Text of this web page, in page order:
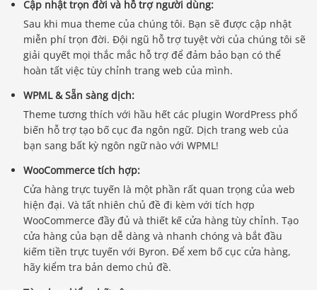
Cập nhật trọn đời và hỗ trợ người dùng:
Sau khi mua theme của chúng tôi. Bạn sẽ được cập nhật
miễn phí trọn đời. Đội ngũ hỗ trợ tuyệt vời của chúng tôi sẽ
giải quyết mọi thắc mắc hỗ trợ để đảm bảo bạn có thể
hoàn tất việc tùy chỉnh trang web của mình.
WPML & Sẵn sàng dịch:
Theme tương thích với hầu hết các plugin WordPress phổ
biến hỗ trợ tạo bố cục đa ngôn ngữ. Dịch trang web của
bạn sang bất kỳ ngôn ngữ nào với WPML!
WooCommerce tích hợp:
Cửa hàng trực tuyến là một phần rất quan trọng của web
hiện đại. Và tất nhiên chủ đề đi kèm với tích hợp
WooCommerce đầy đủ và thiết kế cửa hàng tùy chỉnh. Tạo
cửa hàng của bạn dễ dàng và nhanh chóng và bắt đầu
kiếm tiền trực tuyến với Byron. Để xem bố cục cửa hàng,
hãy kiểm tra bản demo chủ đề.
Báo giá & Đặt hàng:
0903.976.769